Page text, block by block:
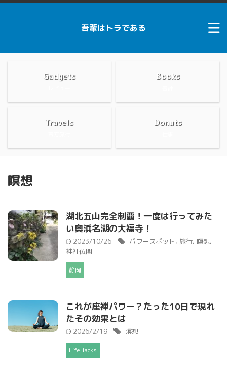
吾輩はトラである
Gadgets Books
Travels Donuts
瞑想
湖北五山完全制覇！一度は行ってみた
い奥浜名湖の大福寺！
2023/10/26 パワースポット, 旅行, 瞑想,
神社仏閣
静岡
これが座禅パワー？たった10日で現れ
たその効果とは
2026/2/19 瞑想
LifeHacks